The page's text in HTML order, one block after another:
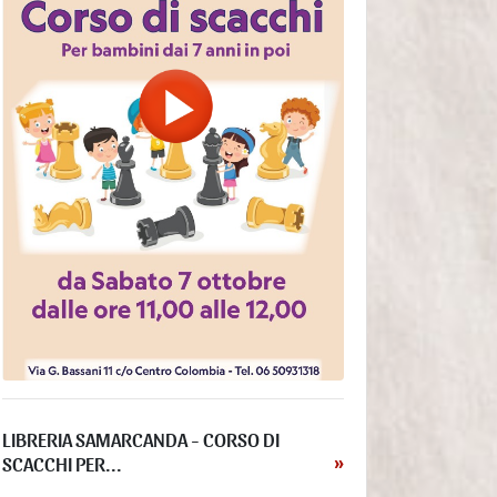
l’Utente ha prestato il consenso per una o più finalità
specifiche; Nota: in alcuni ordinamenti il Titolare può
essere autorizzato a trattare Dati Personali senza che
debba sussistere il consenso dell’Utente o un’altra delle
basi giuridiche specificate di seguito, fino a quando
l’Utente non si opponga (“opt-out”) a tale trattamento. Ciò
non è tuttavia applicabile qualora il trattamento di Dati
Personali sia regolato dalla legislazione europea in
materia di protezione dei Dati Personali;
il trattamento è necessario all'esecuzione di un contratto
con l’Utente e/o all'esecuzione di misure precontrattuali;
il trattamento è necessario per adempiere un obbligo
il trattamento è necessario per l'esecuzione di un compito
di interesse pubblico o per l'esercizio di pubblici poteri di
cui è investito il Titolare;
legittimo interesse del Titolare o di terzi.
È comunque sempre possibile richiedere al Titolare di
sulla legge, previsto da un contratto o necessario per
concludere un contratto.
LIBRERIA SAMARCANDA - CORSO DI
SCACCHI PER...
»